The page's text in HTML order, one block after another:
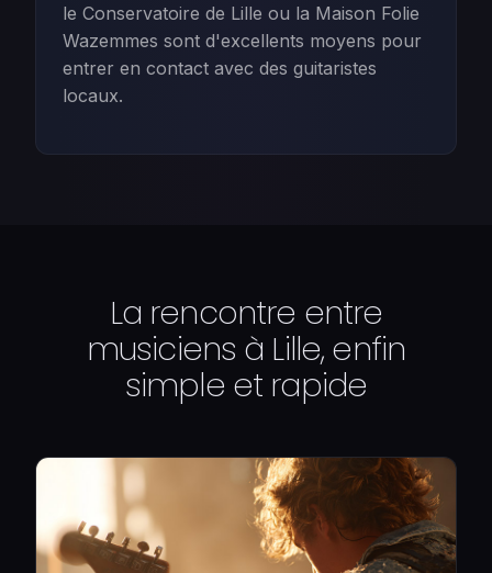
le Conservatoire de Lille ou la Maison Folie
Wazemmes sont d'excellents moyens pour
entrer en contact avec des guitaristes
locaux.
La rencontre entre
musiciens à Lille, enfin
simple et rapide